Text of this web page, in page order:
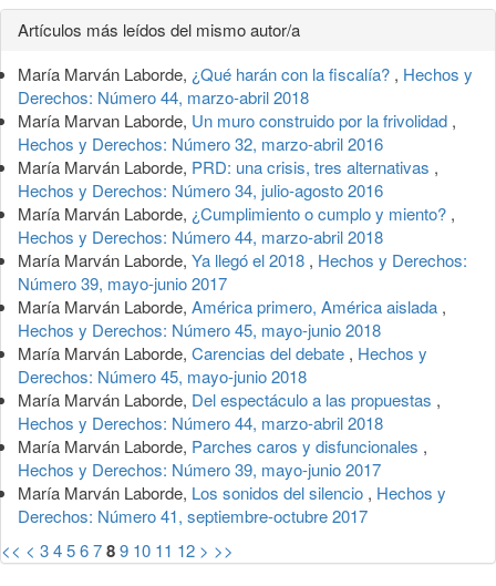
Detalles
del
artículo
Artículos más leídos del mismo autor/a
María Marván Laborde, ¿Qué harán con la fiscalía? , Hechos y
Derechos: Número 44, marzo-abril 2018
María Marvan Laborde, Un muro construido por la frivolidad ,
Hechos y Derechos: Número 32, marzo-abril 2016
María Marván Laborde, PRD: una crisis, tres alternativas ,
Hechos y Derechos: Número 34, julio-agosto 2016
María Marván Laborde, ¿Cumplimiento o cumplo y miento? ,
Hechos y Derechos: Número 44, marzo-abril 2018
María Marván Laborde, Ya llegó el 2018 , Hechos y Derechos:
Número 39, mayo-junio 2017
María Marván Laborde, América primero, América aislada ,
Hechos y Derechos: Número 45, mayo-junio 2018
María Marván Laborde, Carencias del debate , Hechos y
Derechos: Número 45, mayo-junio 2018
María Marván Laborde, Del espectáculo a las propuestas ,
Hechos y Derechos: Número 44, marzo-abril 2018
María Marván Laborde, Parches caros y disfuncionales ,
Hechos y Derechos: Número 39, mayo-junio 2017
María Marván Laborde, Los sonidos del silencio , Hechos y
Derechos: Número 41, septiembre-octubre 2017
<< < 3456789 10 11 12 > >>